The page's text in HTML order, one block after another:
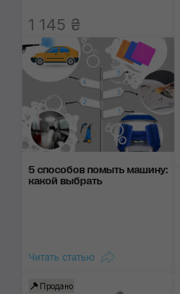
1 145 ₴
5 способов помыть машину:
какой выбрать
Читать статью
Продано